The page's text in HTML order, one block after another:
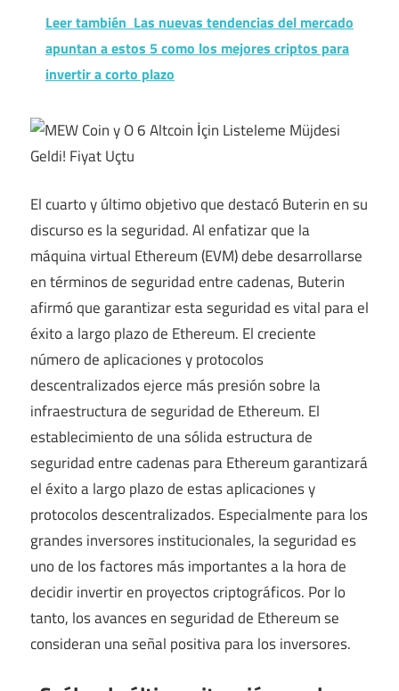
Leer también Las nuevas tendencias del mercado
apuntan a estos 5 como los mejores criptos para
invertir a corto plazo
El cuarto y último objetivo que destacó Buterin en su
discurso es la seguridad. Al enfatizar que la
máquina virtual Ethereum (EVM) debe desarrollarse
en términos de seguridad entre cadenas, Buterin
afirmó que garantizar esta seguridad es vital para el
éxito a largo plazo de Ethereum. El creciente
número de aplicaciones y protocolos
descentralizados ejerce más presión sobre la
infraestructura de seguridad de Ethereum. El
establecimiento de una sólida estructura de
seguridad entre cadenas para Ethereum garantizará
el éxito a largo plazo de estas aplicaciones y
protocolos descentralizados. Especialmente para los
grandes inversores institucionales, la seguridad es
uno de los factores más importantes a la hora de
decidir invertir en proyectos criptográficos. Por lo
tanto, los avances en seguridad de Ethereum se
consideran una señal positiva para los inversores.